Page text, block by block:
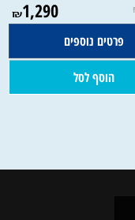
₪1,290
פרטים נוספים
הוסף לסל